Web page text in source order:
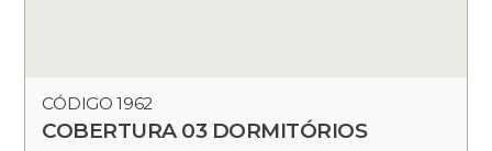
CÓDIGO 1962
COBERTURA 03 DORMITÓRIOS